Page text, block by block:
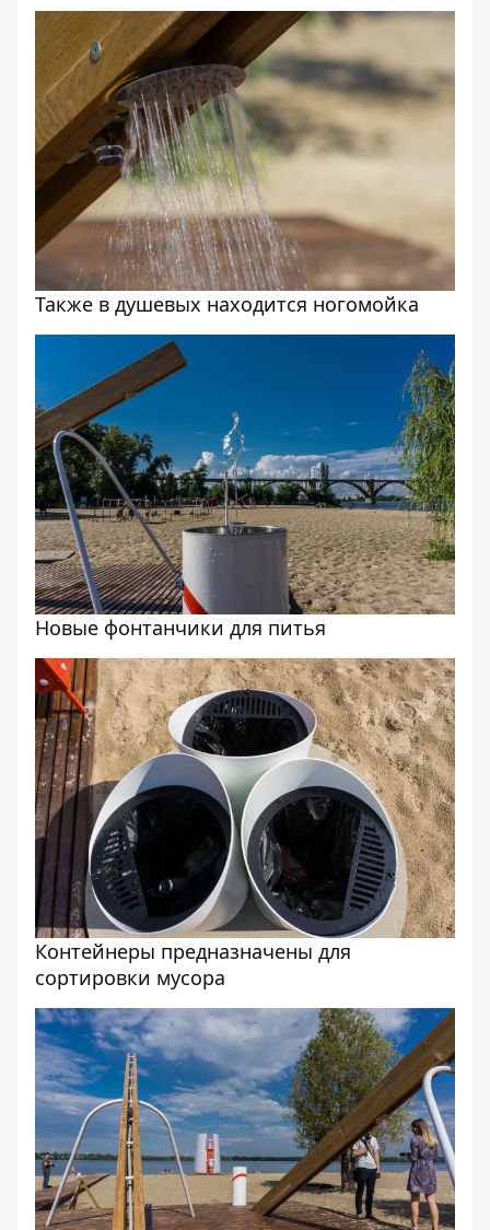
Также в душевых находится ногомойка
Новые фонтанчики для питья
Контейнеры предназначены для
сортировки мусора